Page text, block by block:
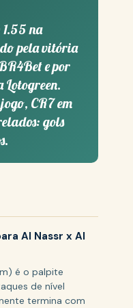
na
pela vitória
e por
Lotogreen.
CR7 em
gols
Al Nassr x Al
é o palpite
de nível
termina com